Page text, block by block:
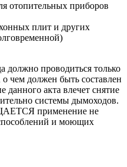
отопительных приборов
плит и других
должно проводиться только
чем должен быть составлен
данного акта влечет снятие
системы дымоходов.
применение не
и моющих